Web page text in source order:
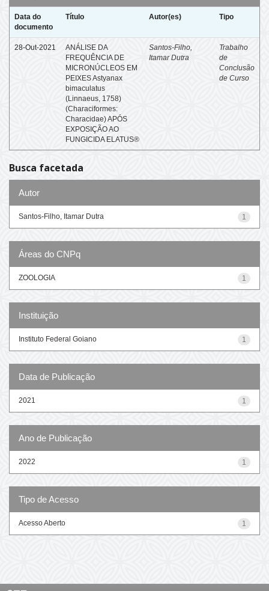
Data do
documento
Título Autor(es) Tipo
28-Out-2021
ANÁLISE DA
FREQUÊNCIA DE
MICRONÚCLEOS EM
PEIXES Astyanax
bimaculatus
(Linnaeus, 1758)
(Characiformes:
Characidae) APÓS
EXPOSIÇÃO AO
FUNGICIDA ELATUS®
Santos-Filho,
Itamar Dutra
Trabalho
de
Conclusão
de Curso
Busca facetada
Autor
1
Santos-Filho, Itamar Dutra
Áreas do CNPq
1
ZOOLOGIA
Instituição
1
Instituto Federal Goiano
Data de Publicação
1
2021
Ano de Publicação
1
2022
Tipo de Acesso
1
Acesso Aberto